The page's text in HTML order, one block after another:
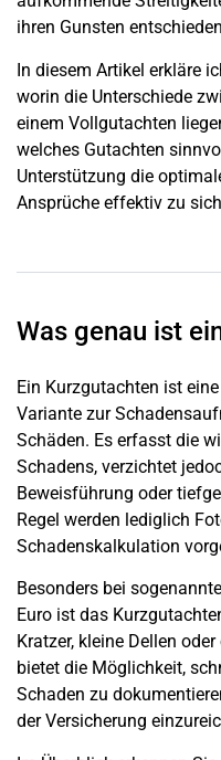
ihren Gunsten
In diesem Artikel erkläre
worin die Unterschiede
einem Vollgutachten
welches Gutachten
Unterstützung die
Ansprüche effektiv zu
Was genau ist
Ein Kurzgutachten ist
Variante zur
Schäden. Es erfasst die
Schadens, verzichtet
Beweisführung oder
Regel werden lediglich
Schadenskalkulation
Besonders bei
Euro ist das
Kratzer, kleine Dellen
bietet die Möglichkeit,
Schaden zu
der Versicherung